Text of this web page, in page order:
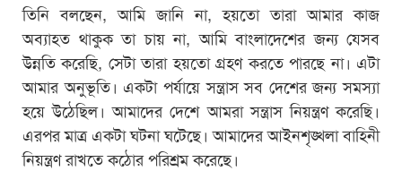
তিনি বলছেন, আমি জানি না, হয়তো তারা আমার কাজ
অব্যাহত থাকুক তা চায় না, আমি বাংলাদেশের জন্য যেসব
উন্নতি করেছি, সেটা তারা হয়তো গ্রহণ করতে পারছে না। এটা
আমার অনুভূতি। একটা পর্যায়ে সন্ত্রাস সব দেশের জন্য সমস্যা
হয়ে উঠেছিল। আমাদের দেশে আমরা সন্ত্রাস নিয়ন্ত্রণ করেছি।
এরপর মাত্র একটা ঘটনা ঘটেছে। আমাদের আইনশৃঙ্খলা বাহিনী
নিয়ন্ত্রণ রাখতে কঠোর পরিশ্রম করেছে।